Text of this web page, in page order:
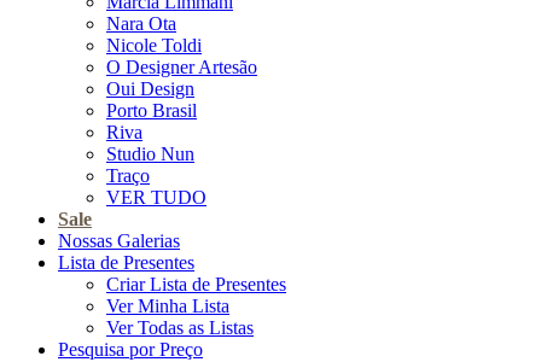
Nara Ota
Nicole Toldi
O Designer Artesão
Oui Design
Porto Brasil
Riva
Studio Nun
Traço
VER TUDO
Sale
Nossas Galerias
Lista de Presentes
Criar Lista de Presentes
Ver Minha Lista
Ver Todas as Listas
Pesquisa por Preço